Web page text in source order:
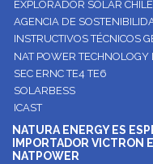
EXPLORADOR SOLAR CHILE
AGENCIA DE
INSTRUCTIVOS TÉCNICOS
NAT POWER TECHNOLOGY
SEC ERNC TE4 TE6
SOLARBESS
ICAST
NATURA ENERGY ES
IMPORTADOR VICTRON
NATPOWER